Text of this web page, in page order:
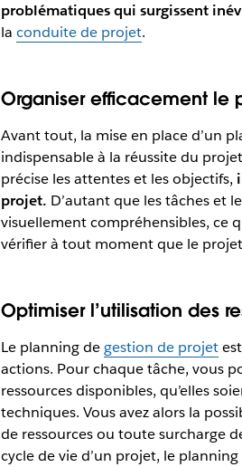
problématiques qui surgissent
la conduite de projet.
Organiser efficacement le
Avant tout, la mise en place d’un
indispensable à la réussite du
précise les attentes et les objectifs,
projet. D’autant que les tâches et
visuellement compréhensibles, ce
vérifier à tout moment que le
Optimiser l’utilisation des
Le planning degestion de projet
actions. Pour chaque tâche, vous
ressources disponibles, qu’elles
techniques. Vous avez alors la
de ressources ou toute surcharge
cycle de vie d’un projet, le